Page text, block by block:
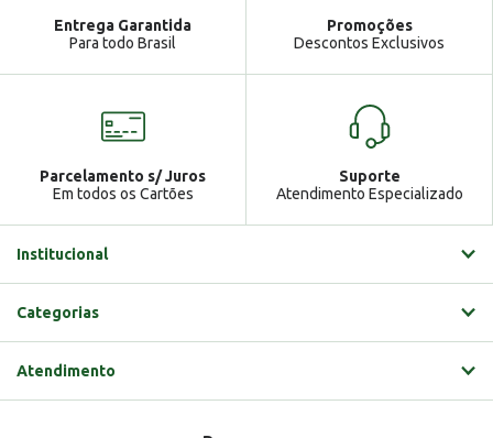
Entrega Garantida
Para todo Brasil
Promoções
Descontos Exclusivos
Parcelamento s/ Juros
Em todos os Cartões
Suporte
Atendimento Especializado
Institucional
Categorias
Atendimento
Ga Atendimento
Gabrielle